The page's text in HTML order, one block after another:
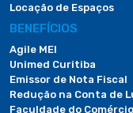
Locação de Espaços
BENEFÍCIOS
Agile MEI
Unimed Curitiba
Emissor de Nota Fiscal
Redução na Conta de
Faculdade do Comércio